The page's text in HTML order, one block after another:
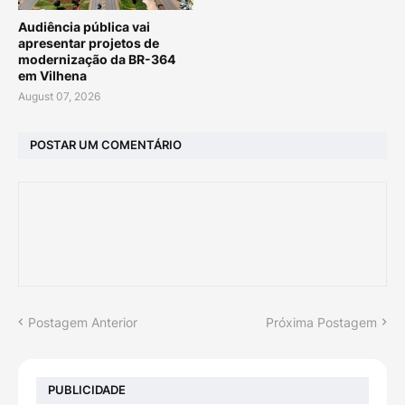
Audiência pública vai
apresentar projetos de
modernização da BR-364
em Vilhena
August 07, 2026
POSTAR UM COMENTÁRIO
Postagem Anterior Próxima Postagem
PUBLICIDADE